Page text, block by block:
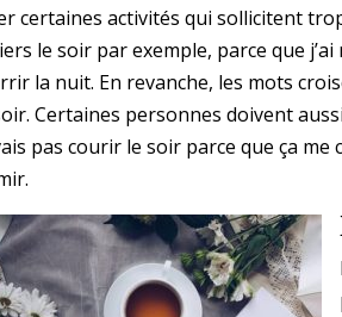
certaines activités qui sollicitent
le soir par exemple, parce que
la nuit. En revanche, les mots
Certaines personnes doivent
pas courir le soir parce que ça me